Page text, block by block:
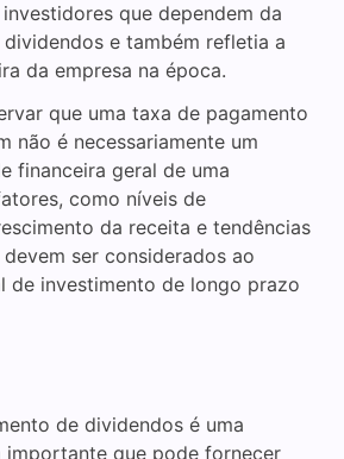
que dependem da
e também refletia a
da empresa na época.
que uma taxa de pagamento
não é necessariamente um
financeira geral de uma
como níveis de
da receita e tendências
ser considerados ao
de investimento de longo prazo
de dividendos é uma
importante que pode fornecer